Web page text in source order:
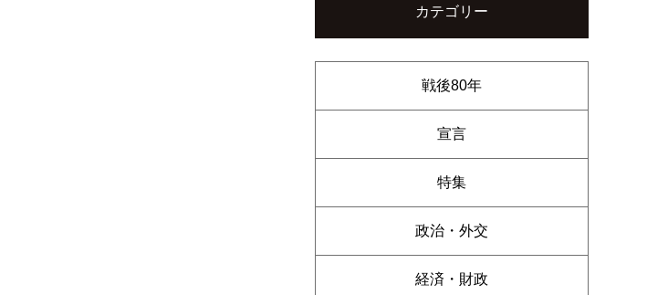
カテゴリー
戦後80年
宣言
特集
政治・外交
経済・財政